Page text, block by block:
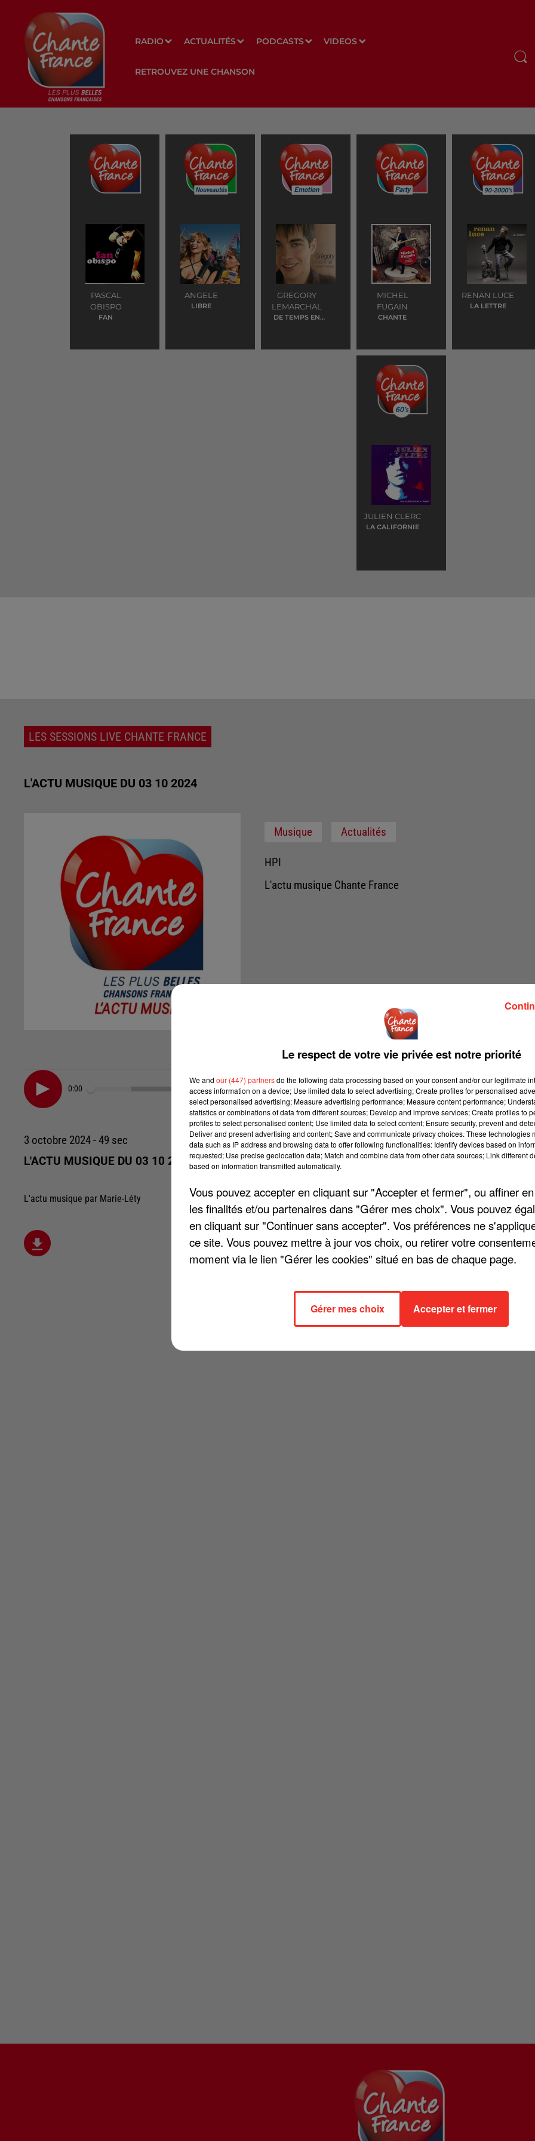
RADIO ACTUALITÉS PODCASTS VIDEOS
RETROUVEZ UNE CHANSON
PASCAL
OBISPO
FAN
ANGELE
LIBRE
GREGORY
LEMARCHAL
DE TEMPS EN
MICHEL
FUGAIN
CHANTE
RENAN LUCE
LA LETTRE
JULIEN CLERC
LA CALIFORNIE
LES SESSIONS LIVE CHANTE FRANCE
L'ACTU MUSIQUE DU 03 10 2024
Musique Actualités
HPI
L'actu musique Chante France
0:00 49
3 octobre 2024 - 49 sec
L'ACTU MUSIQUE DU 03 10 2024
L'actu musique par Marie-Léty
Le respect de votre vie privée est notre priorité
We and our (447) partnersdo the following data processing based on your consent and/or our legitimate
access information on a device; Use limited data to select advertising; Create profiles for personalised
select personalised advertising; Measure advertising performance; Measure content performance;
statistics or combinations of data from different sources; Develop and improve services; Create profiles to
profiles to select personalised content; Use limited data to select content; Ensure security, prevent and
Deliver and present advertising and content; Save and communicate privacy choices. These technologies
data such as IP address and browsing data to offer following functionalities: Identify devices based on
requested; Use precise geolocation data; Match and combine data from other data sources; Link different
based on information transmitted automatically.
Vous pouvez accepter en cliquant sur "Accepter et fermer", ou affiner
les finalités et/ou partenaires dans "Gérer mes choix". Vous pouvez
en cliquant sur "Continuer sans accepter". Vos préférences ne
ce site. Vous pouvez mettre à jour vos choix, ou retirer votre
moment via le lien "Gérer les cookies" situé en bas de chaque page.
Gérer mes choix Accepter et fermer